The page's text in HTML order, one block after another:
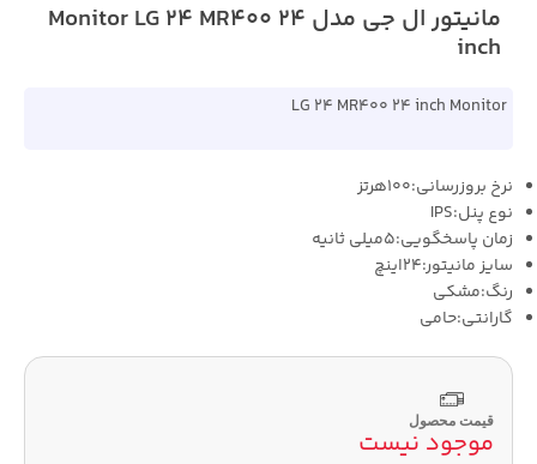
مانیتور ال جی مدل Monitor LG 24 MR400 24
inch
LG 24 MR400 24 inch Monitor
نرخ بروزرسانی:100هرتز
نوع پنل:IPS
زمان پاسخگویی:5میلی ثانیه
سایز مانیتور:24اینچ
رنگ:مشکی
گارانتی:حامی
قیمت محصول
موجود نیست